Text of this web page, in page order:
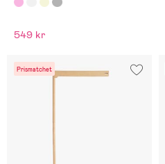
549 kr
Prismatchet